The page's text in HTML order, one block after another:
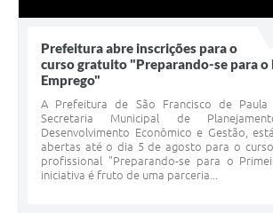
Prefeitura abre inscrições para o
curso gratuito "Preparando-se para o
Emprego"
A Prefeitura de São Francisco de
Secretaria Municipal de
Desenvolvimento Econômico e Gestão,
abertas até o dia 5 de agosto para o
profissional "Preparando-se para o
iniciativa é fruto de uma parceria...